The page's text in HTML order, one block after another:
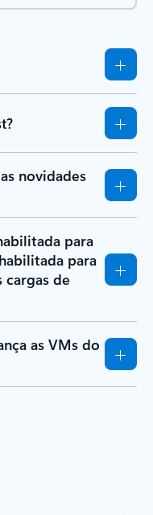
novidades
para
para
cargas de
as VMs do